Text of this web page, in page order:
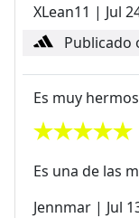
XLean11 | Jul
Publicado
Es muy
Es una de las
Jennmar | Jul